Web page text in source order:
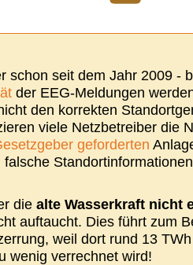
schon seit dem Jahr 2009 -
der EEG-Meldungen
den korrekten
viele Netzbetreiber die
geforderten
die alte Wasserkraft nicht
auftaucht. Dies führt zum
weil dort rund 13
wenig verrechnet wird!